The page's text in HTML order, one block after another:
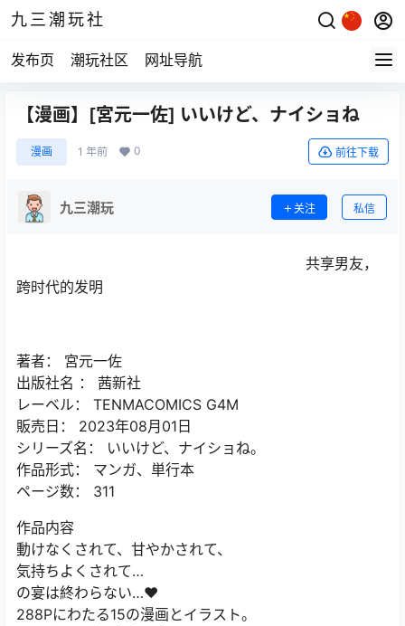
九三潮玩社
发布页 潮玩社区 网址导航
【漫画】[宮元一佐] いいけど、ナイショね
漫画 1 年前 0 前往下载
九三潮玩 关注 私信
共享男友，
跨时代的发明
著者： 宮元一佐
出版社名 ： 茜新社
レーベル： TENMACOMICS G4M
販売日： 2023年08月01日
シリーズ名： いいけど、ナイショね。
作品形式： マンガ、単行本
ページ数： 311
作品内容
動けなくされて、甘やかされて、
気持ちよくされて…
の宴は終わらない…♥
288Pにわたる15の漫画とイラスト。